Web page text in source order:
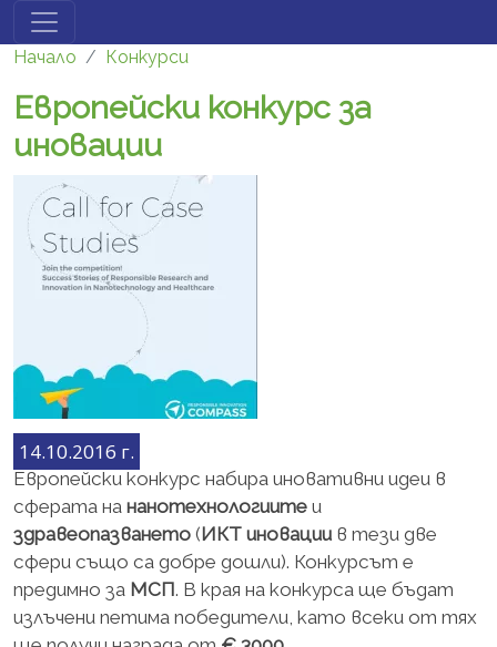
Премини към основното съдържание
Начало Конкурси
Европейски конкурс за
иновации
14.10.2016 г.
Европейски конкурс набира иновативни идеи в
сферата на нанотехнологиите и
здравеопазването (ИКТ иновации в тези две
сфери също са добре дошли). Конкурсът е
предимно за МСП. В края на конкурса ще бъдат
излъчени петима победители, като всеки от тях